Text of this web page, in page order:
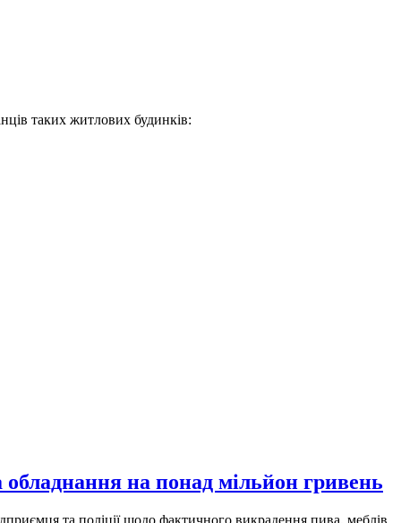
таких житлових будинків:
на понад мільйон гривень
та поліції щодо фактичного викрадення пива, меблів